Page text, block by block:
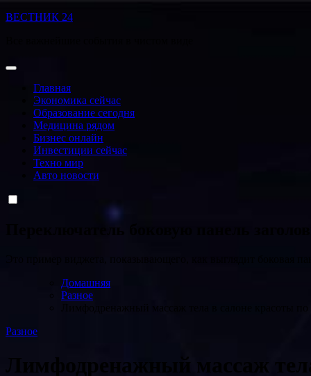
Перейти
ВЕСТНИК 24
Главная
Экономика сейчас
Образование сегодня
Медицина рядом
Бизнес онлайн
Инвестиции сейчас
Техно мир
Авто новости
Переключатель боковую панель
Домашняя
Разное
Разное
Лимфодренажный массаж